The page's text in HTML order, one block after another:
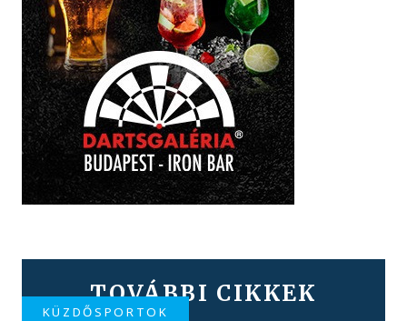
TOVÁBBI CIKKEK
KÜZDŐSPORTOK